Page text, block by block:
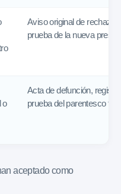
Aviso original de rechazo,
prueba de la nueva
o
Acta de defunción,
prueba del parentesco
aceptado como